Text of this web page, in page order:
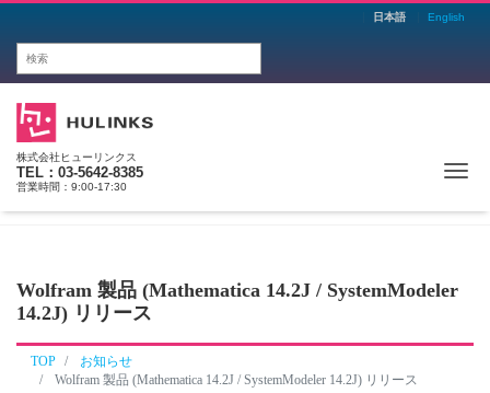
日本語 English
株式会社ヒューリンクス
TEL：03-5642-8385
営業時間：9:00-17:30
Wolfram 製品 (Mathematica 14.2J / SystemModeler
14.2J) リリース
TOP
お知らせ
Wolfram 製品 (Mathematica 14.2J / SystemModeler 14.2J) リリース